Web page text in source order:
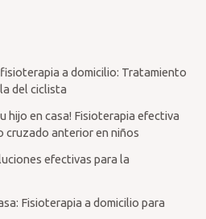
a domicilio: Tratamiento
del ciclista
hijo en casa! Fisioterapia efectiva
cruzado anterior en niños
efectivas para la
Fisioterapia a domicilio para